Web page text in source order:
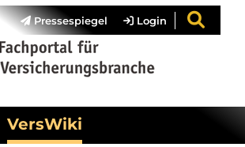
Pressespiegel Login
VersWiki